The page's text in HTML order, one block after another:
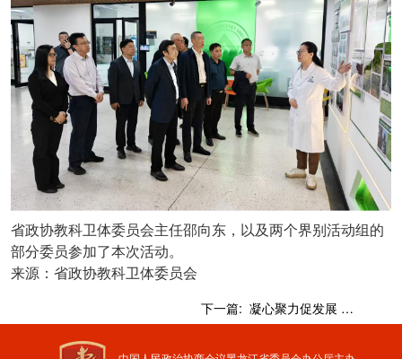
省政协教科卫体委员会主任邵向东，以及两个界别活动组的
部分委员参加了本次活动。
来源：省政协教科卫体委员会
下一篇: 凝心聚力促发展 携手奋进助振兴——黑龙江省政协联谊会七届七次理事会（扩大）会议在哈召开